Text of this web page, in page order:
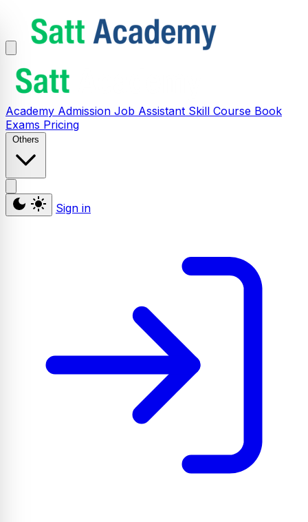
Academy Admission Job Assistant Skill Course Book
Exams Pricing
Others
Sign in